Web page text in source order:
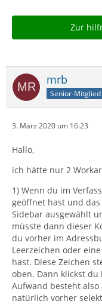
Zur
mrb
Senior-Mitglied
3. März 2020 um 16:23
Hallo,
ich hätte nur 2
1) Wenn du im
geöffnet hast und
Sidebar ausgewählt
müsste dann dieser
du vorher im
Leerzeichen oder
hast. Diese Zeichen
oben. Dann klickst
Aufwand besteht also
natürlich vorher